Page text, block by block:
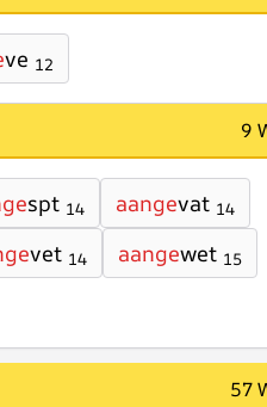
ve 12
9
spt 14 aangevat 14
vet 14 aangewet 15
57